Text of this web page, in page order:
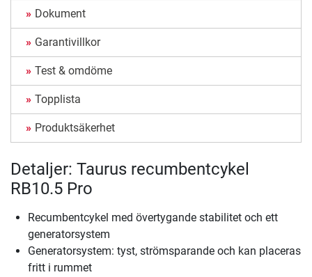
Dokument
Garantivillkor
Test & omdöme
Topplista
Produktsäkerhet
Detaljer: Taurus recumbentcykel
RB10.5 Pro
Recumbentcykel med övertygande stabilitet och ett
generatorsystem
Generatorsystem: tyst, strömsparande och kan placeras
fritt i rummet